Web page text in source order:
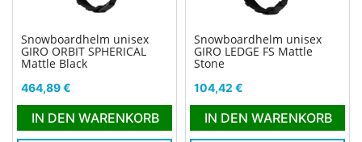
Snowboardhelm unisex
GIRO ORBIT SPHERICAL
Mattle Black
Preis
464,89 €
IN DEN WARENKORB
Snowboardhelm unisex
GIRO LEDGE FS Mattle
Stone
Preis
104,42 €
IN DEN WARENKORB